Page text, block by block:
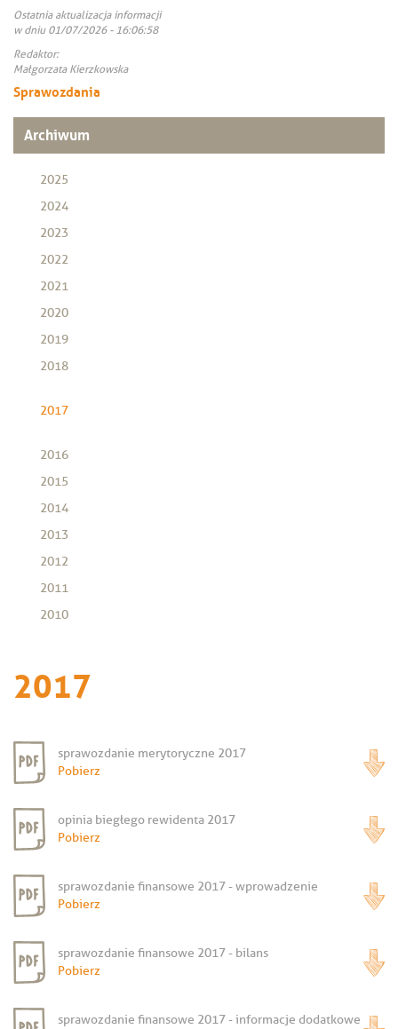
Ostatnia aktualizacja informacji
w dniu 01/07/2026 - 16:06:58
Redaktor:
Małgorzata Kierzkowska
Sprawozdania
Archiwum
2025
2024
2023
2022
2021
2020
2019
2018
2017
2016
2015
2014
2013
2012
2011
2010
2017
sprawozdanie merytoryczne 2017
Pobierz
opinia biegłego rewidenta 2017
Pobierz
sprawozdanie finansowe 2017 - wprowadzenie
Pobierz
sprawozdanie finansowe 2017 - bilans
Pobierz
sprawozdanie finansowe 2017 - informacje dodatkowe